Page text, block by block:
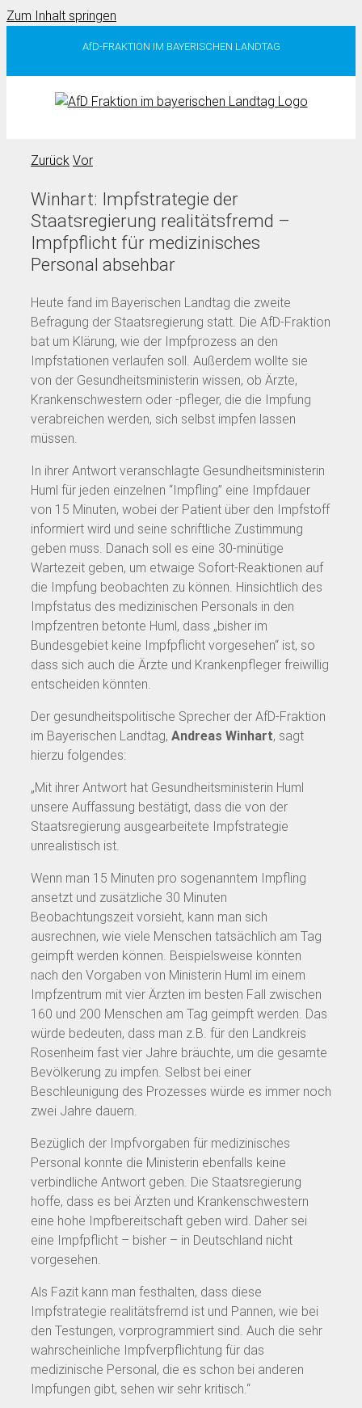
Zum Inhalt springen
AfD-FRAKTION IM BAYERISCHEN LANDTAG
Zurück Vor
Winhart: Impfstrategie der
Staatsregierung realitätsfremd –
Impfpflicht für medizinisches
Personal absehbar
Heute fand im Bayerischen Landtag die zweite
Befragung der Staatsregierung statt. Die AfD-Fraktion
bat um Klärung, wie der Impfprozess an den
Impfstationen verlaufen soll. Außerdem wollte sie
von der Gesundheitsministerin wissen, ob Ärzte,
Krankenschwestern oder -pfleger, die die Impfung
verabreichen werden, sich selbst impfen lassen
müssen.
In ihrer Antwort veranschlagte Gesundheitsministerin
Huml für jeden einzelnen “Impfling” eine Impfdauer
von 15 Minuten, wobei der Patient über den Impfstoff
informiert wird und seine schriftliche Zustimmung
geben muss. Danach soll es eine 30-minütige
Wartezeit geben, um etwaige Sofort-Reaktionen auf
die Impfung beobachten zu können. Hinsichtlich des
Impfstatus des medizinischen Personals in den
Impfzentren betonte Huml, dass „bisher im
Bundesgebiet keine Impfpflicht vorgesehen“ ist, so
dass sich auch die Ärzte und Krankenpfleger freiwillig
entscheiden könnten.
Der gesundheitspolitische Sprecher der AfD-Fraktion
im Bayerischen Landtag, Andreas Winhart, sagt
hierzu folgendes:
„Mit ihrer Antwort hat Gesundheitsministerin Huml
unsere Auffassung bestätigt, dass die von der
Staatsregierung ausgearbeitete Impfstrategie
unrealistisch ist.
Wenn man 15 Minuten pro sogenanntem Impfling
ansetzt und zusätzliche 30 Minuten
Beobachtungszeit vorsieht, kann man sich
ausrechnen, wie viele Menschen tatsächlich am Tag
geimpft werden können. Beispielsweise könnten
nach den Vorgaben von Ministerin Huml im einem
Impfzentrum mit vier Ärzten im besten Fall zwischen
160 und 200 Menschen am Tag geimpft werden. Das
würde bedeuten, dass man z.B. für den Landkreis
Rosenheim fast vier Jahre bräuchte, um die gesamte
Bevölkerung zu impfen. Selbst bei einer
Beschleunigung des Prozesses würde es immer noch
zwei Jahre dauern.
Bezüglich der Impfvorgaben für medizinisches
Personal konnte die Ministerin ebenfalls keine
verbindliche Antwort geben. Die Staatsregierung
hoffe, dass es bei Ärzten und Krankenschwestern
eine hohe Impfbereitschaft geben wird. Daher sei
eine Impfpflicht – bisher – in Deutschland nicht
vorgesehen.
Als Fazit kann man festhalten, dass diese
Impfstrategie realitätsfremd ist und Pannen, wie bei
den Testungen, vorprogrammiert sind. Auch die sehr
wahrscheinliche Impfverpflichtung für das
medizinische Personal, die es schon bei anderen
Impfungen gibt, sehen wir sehr kritisch.“